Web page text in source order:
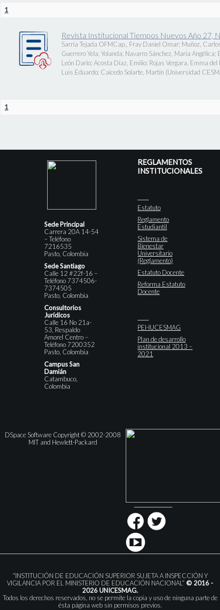
1
Revista Institucional Tiempos Nuevos Año 27,
Sarria Tejada OFMCap., Fray Daniel Omar; Muñoz,
Guerrero Yela, Yolanda; Navarro Sánchez, María Angélica;
León Darío; Acosta Díaz, Emilio; Rojas Vergara, Emma del
Luis Eduardo; Caicedo Solarte, Martín (Universidad
1
Sede Principal
Carrera 20A 14-54
– Teléfono
7216535
Pasto, Colombia
Sede Santiago
Calle 12 #22f-16 –
Teléfono 7374506-
7374505
Pasto, Colombia
Consultorios
Jurídicos
Calle 16 No 21a-
53, Respaldo
Amorel Centro –
Teléfono 7200352
Pasto, Colombia
Campus San
Damián
Catambuco,
Colombia
REGLAMENTOS
INSTITUCIONALES
Estatuto
Reglamento
Estudiantil
Sistema de
Bienestar
Universitario
(Reglamento)
Estatuto Docente
Reforma Estatuto
Docente
PEI-IUCESMAG
Plan de desarrollo
institucional 2013 –
2021
DSpace Software Copyright © 2002-2008
MIT and Hewlett-Packard
“INSTITUCIÓN DE EDUCACIÓN SUPERIOR SUJETA A INSPECCIÓN Y
VIGILANCIA POR EL MINISTERIO DE EDUCACIÓN NACIONAL” © 2016 -
2026 UNICESMAG.
Todos los derechos reservados, no se permite la copia y uso de ninguna parte de
ésta página web sin permisos previos.